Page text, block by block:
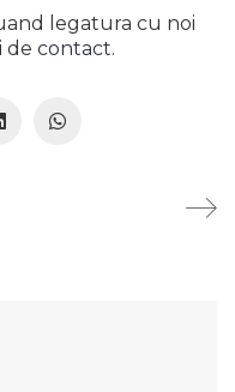
legatura cu noi
de contact.